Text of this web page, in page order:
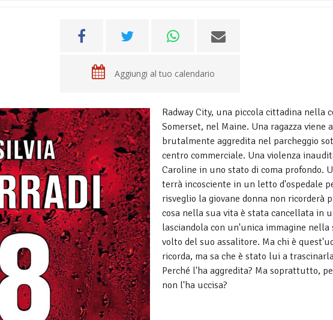
Aggiungi al tuo calendario
Radway City, una piccola cittadina nella
Somerset, nel Maine. Una ragazza viene
brutalmente aggredita nel parcheggio
centro commerciale. Una violenza
Caroline in uno stato di coma profondo.
terrà incosciente in un letto d'ospedale
risveglio la giovane donna non ricorderà
cosa nella sua vita è stata cancellata in
lasciandola con un'unica immagine
volto del suo assalitore. Ma chi è
ricorda, ma sa che è stato lui a
Perché l'ha aggredita? Ma soprattutto,
non l'ha uccisa?